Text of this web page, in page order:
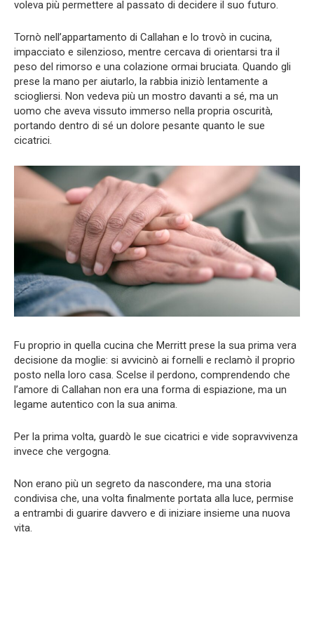
voleva più permettere al passato di decidere il suo futuro.
Tornò nell’appartamento di Callahan e lo trovò in cucina,
impacciato e silenzioso, mentre cercava di orientarsi tra il
peso del rimorso e una colazione ormai bruciata. Quando gli
prese la mano per aiutarlo, la rabbia iniziò lentamente a
sciogliersi. Non vedeva più un mostro davanti a sé, ma un
uomo che aveva vissuto immerso nella propria oscurità,
portando dentro di sé un dolore pesante quanto le sue
cicatrici.
Fu proprio in quella cucina che Merritt prese la sua prima vera
decisione da moglie: si avvicinò ai fornelli e reclamò il proprio
posto nella loro casa. Scelse il perdono, comprendendo che
l’amore di Callahan non era una forma di espiazione, ma un
legame autentico con la sua anima.
Per la prima volta, guardò le sue cicatrici e vide sopravvivenza
invece che vergogna.
Non erano più un segreto da nascondere, ma una storia
condivisa che, una volta finalmente portata alla luce, permise
a entrambi di guarire davvero e di iniziare insieme una nuova
vita.